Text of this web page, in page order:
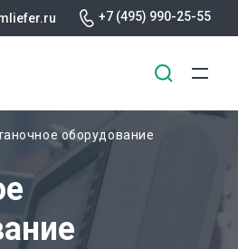
+7 (495) 990-25-55
оборудование